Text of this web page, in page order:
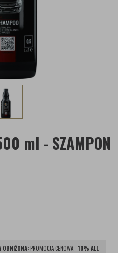
ml - SZAMPON
OBNIŻONA: PROMOCJA CENOWA -10% ALL